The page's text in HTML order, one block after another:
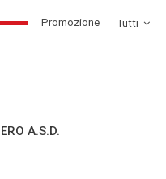
Tutti
­Promozione
A.S.D.